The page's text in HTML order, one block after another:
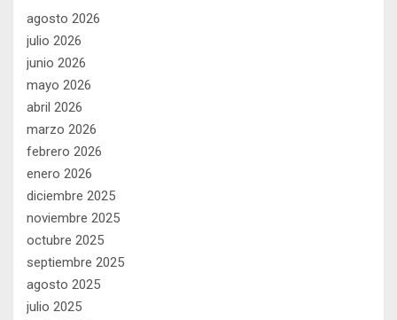
agosto 2026
julio 2026
junio 2026
mayo 2026
abril 2026
marzo 2026
febrero 2026
enero 2026
diciembre 2025
noviembre 2025
octubre 2025
septiembre 2025
agosto 2025
julio 2025